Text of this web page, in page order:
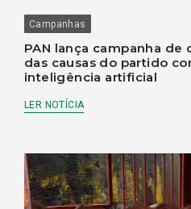
Campanhas
PAN lança campanha
das causas do partido
inteligência artificial
LER NOTÍCIA